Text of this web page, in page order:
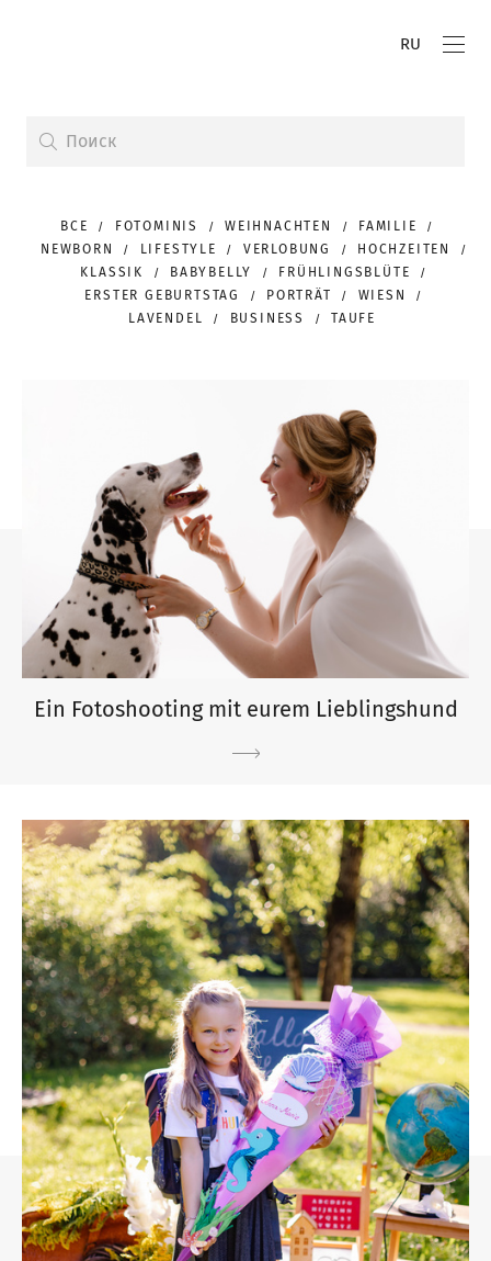
RU
ВСЕ FOTOMINIS WEIHNACHTEN
FAMILIE
NEWBORN
LIFESTYLE VERLOBUNG
HOCHZEITEN
KLASSIK
BABYBELLY
FRÜHLINGSBLÜTE
ERSTER GEBURTSTAG
PORTRÄT
WIESN
LAVENDEL
BUSINESS TAUFE
Ein Fotoshooting mit eurem Lieblingshund